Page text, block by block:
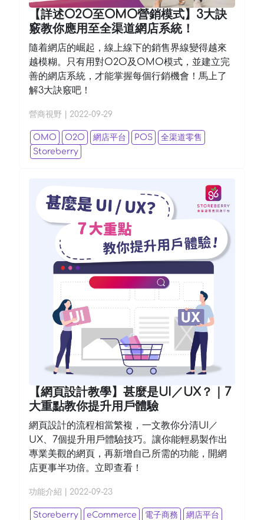
【詳述O2O至OMO營銷模式】3大訣
竅教你應用至全渠道網店系統！
隨着網店的崛起，線上線下的銷售界線變得越來
越模糊。只有用對O2O及OMO模式，並建立完
善的網店系統，才能掌握每個行銷機會！馬上了
解3大訣竅吧！
營商視野 2022-09-29
OMO O2O 網店平台 POS
全渠道零售
Storeberry
【網頁設計教學】甚麼是UI／UX？｜7
大重點教你提升用戶體驗
網頁設計的流程相當繁複，一文教你分清UI／
UX、7個提升用戶體驗技巧。讓你能輕易製作出
專業美觀的網頁，再新增自己所需的功能，開網
店更事半功倍。立即查看！
功能介紹 2022-09-23
Storeberry eCommerce 電子商務
網店平台